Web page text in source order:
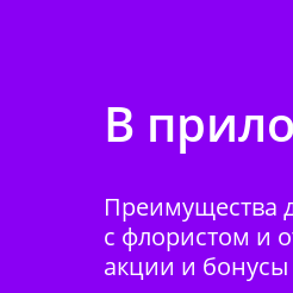
В
Преимущества
с флористом и
акции и бонусы